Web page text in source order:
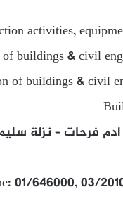
activities,
buildings & civil
of buildings & civil
ادم فرحات – نزلة
01/646000, 03/